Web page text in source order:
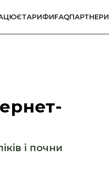
ТАРИФИFAQПАРТНЕРИ
і почни